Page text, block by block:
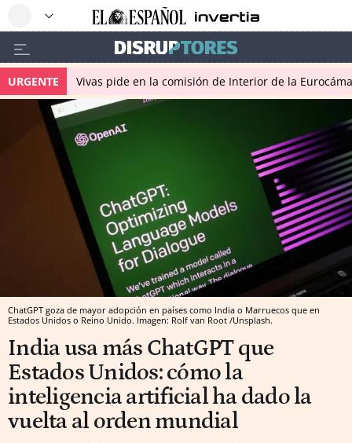
URGENTE Vivas pide en la comisión de Interior de la
ChatGPT goza de mayor adopción en países como India o Marruecos que en
Estados Unidos o Reino Unido. Imagen: Rolf van Root /Unsplash.
India usa más ChatGPT que
Estados Unidos: cómo la
inteligencia artificial ha dado la
vuelta al orden mundial